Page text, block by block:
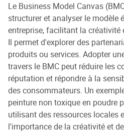
Le Business Model Canvas
structurer et analyser le modèle
entreprise, facilitant la créativité
Il permet d'explorer des
produits ou services. Adopter
travers le BMC peut réduire les
réputation et répondre à la
des consommateurs. Un
peinture non toxique en poudre
utilisant des ressources locales
l'importance de la créativité et